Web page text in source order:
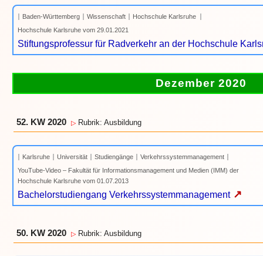
Baden-Württemberg Wissenschaft
Hochschule Karlsruhe
Hochschule Karlsruhe vom 29.01.2021
Stiftungsprofessur für Radverkehr an der Hochschule
Dezember 2020
52. KW 2020 ▷ Rubrik: Ausbildung
Karlsruhe Universität Studiengänge
Verkehrssystemmanagement
YouTube-Video – Fakultät für Informationsmanagement und Medien (IMM) der
Hochschule Karlsruhe vom 01.07.2013
Bachelorstudiengang Verkehrssystemmanagement↗
50. KW 2020 ▷ Rubrik: Ausbildung